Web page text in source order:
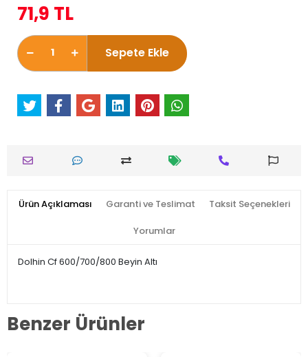
71,9 TL
Sepete Ekle
Ürün Açıklaması Garanti ve Teslimat Taksit Seçenekleri
Yorumlar
Dolhin Cf 600/700/800 Beyin Altı
Benzer Ürünler